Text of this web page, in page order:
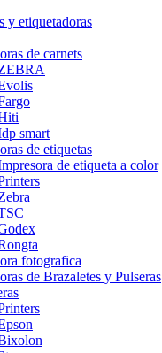
y etiquetadoras
de carnets
smart
de etiquetas
de etiqueta a color
fotografica
de Brazaletes y Pulseras